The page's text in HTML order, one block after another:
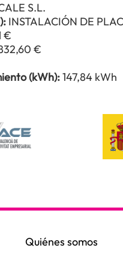
S.L.
INSTALACIÓN DE
€
€
(kWh):147,84 kWh
Quiénes somos